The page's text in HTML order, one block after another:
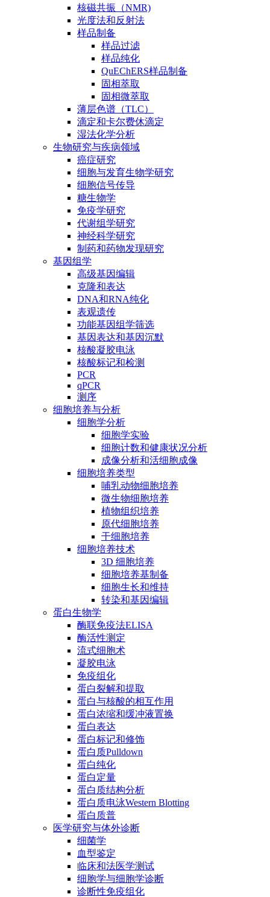
核磁共振（NMR)
光度法和反射法
样品制备
样品过滤
样品纯化
QuEChERS样品制备
固相萃取
固相微萃取
薄层色谱（TLC）
滴定和卡尔费休滴定
湿法化学分析
生物研究与疾病领域
癌症研究
细胞与发育生物学研究
细胞信号传导
糖生物学
免疫学研究
代谢组学研究
神经科学研究
制药和药物发现研究
基因组学
高级基因编辑
克隆和表达
DNA和RNA纯化
表观遗传
功能基因组学筛选
基因表达和基因沉默
核酸凝胶电泳
核酸标记和检测
PCR
qPCR
测序
细胞培养与分析
细胞学分析
细胞学实验
细胞计数和健康状况分析
成像分析和活细胞成像
细胞培养类型
哺乳动物细胞培养
微生物细胞培养
植物组织培养
原代细胞培养
干细胞培养
细胞培养技术
3D 细胞培养
细胞培养基制备
细胞生长和维持
转染和基因编辑
蛋白生物学
酶联免疫法ELISA
酶活性测定
流式细胞术
凝胶电泳
免疫组化
蛋白裂解和提取
蛋白与核酸的相互作用
蛋白浓缩和缓冲液置换
蛋白表达
蛋白标记和修饰
蛋白质Pulldown
蛋白纯化
蛋白定量
蛋白质结构分析
蛋白质电泳Western Blotting
蛋白质普
医学研究与体外诊断
细菌学
血型鉴定
临床和法医学测试
细胞学与细胞学诊断
诊断性免疫组化